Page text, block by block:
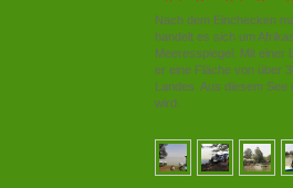
Nach dem Einchecken
handelt es sich um
Meeresspiegel. Mit einer
er eine Fläche von über
Landes. Aus diesem See
wird.